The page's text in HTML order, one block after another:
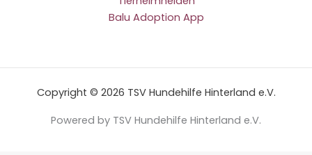
Balu Adoption App
Copyright © 2026 TSV Hundehilfe Hinterland e.V.
Powered by TSV Hundehilfe Hinterland e.V.